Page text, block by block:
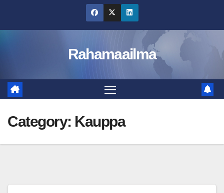
Rahamaailma
Category: Kauppa